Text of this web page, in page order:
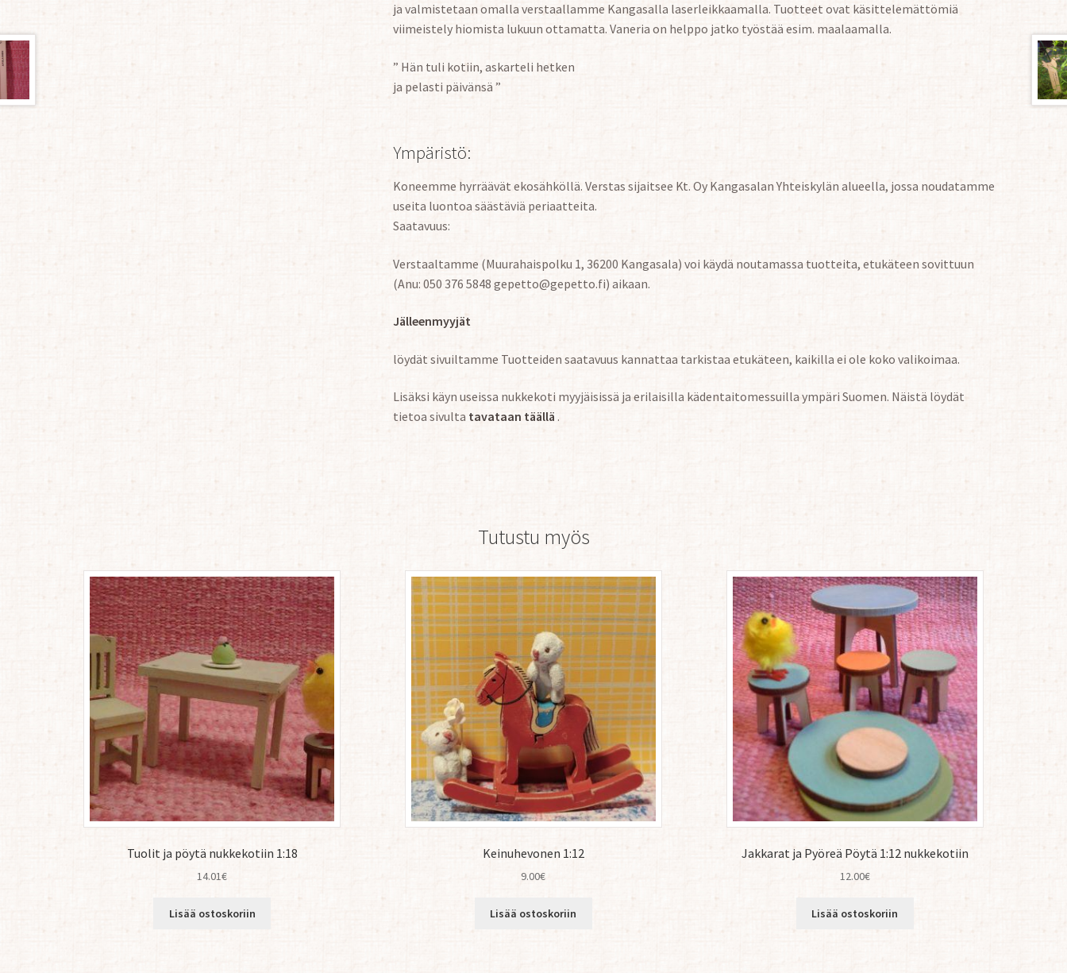
ja valmistetaan omalla verstaallamme Kangasalla laserleikkaamalla. Tuotteet ovat käsittelemättömiä
viimeistely hiomista lukuun ottamatta. Vaneria on helppo jatko työstää esim. maalaamalla.
” Hän tuli kotiin, askarteli hetken
ja pelasti päivänsä ”
Ympäristö:
Koneemme hyrräävät ekosähköllä. Verstas sijaitsee Kt. Oy Kangasalan Yhteiskylän alueella, jossa noudatamme
useita luontoa säästäviä periaatteita.
Saatavuus:
Verstaaltamme (Muurahaispolku 1, 36200 Kangasala) voi käydä noutamassa tuotteita, etukäteen sovittuun
(Anu: 050 376 5848 gepetto@gepetto.fi) aikaan.
Jälleenmyyjät
löydät sivuiltamme Tuotteiden saatavuus kannattaa tarkistaa etukäteen, kaikilla ei ole koko valikoimaa.
Lisäksi käyn useissa nukkekoti myyjäisissä ja erilaisilla kädentaitomessuilla ympäri Suomen. Näistä löydät
tietoa sivulta tavataan täällä .
Tutustu myös
Tuolit ja pöytä nukkekotiin 1:18
14.01€
Lisää ostoskoriin
Keinuhevonen 1:12
9.00€
Lisää ostoskoriin
Jakkarat ja Pyöreä Pöytä 1:12 nukkekotiin
12.00€
Lisää ostoskoriin